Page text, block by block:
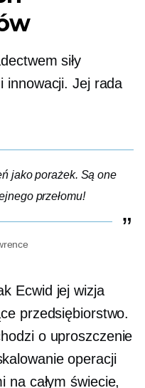
siły
innowacji. Jej rada
jako porażek. Są one
przełomu!
Ecwid jej wizja
przedsiębiorstwo.
o uproszczenie
operacji
na całym świecie,